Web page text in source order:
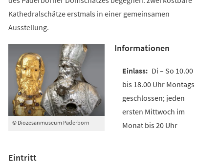
Kathedralschätze erstmals in einer gemeinsamen
Ausstellung.
© Diözesanmuseum Paderborn
Informationen
Di – So 10.00
bis 18.00 Uhr Montags
geschlossen; jeden
ersten Mittwoch im
Monat bis 20 Uhr
Eintritt